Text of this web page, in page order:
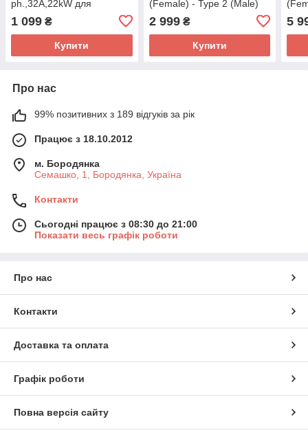
ph.,32A,22kW для
зарядки, 400V длина 200
м, на катушке
1 099 ₴
Купити
(Female) - Type 2 (Male)
2 999₴
Купити
5
Про нас
99% позитивних з 189 відгуків за рік
Працює з 18.10.2012
м. Бородянка
Семашко, 1, Бородянка, Україна
Контакти
Сьогодні працює з 08:30 до 21:00
Показати весь графік роботи
Про нас
Контакти
Доставка та оплата
Графік роботи
Повна версія сайту